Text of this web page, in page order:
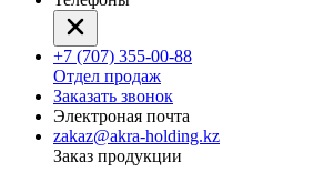
+7 (707) 355-00-88
Отдел продаж
Заказать звонок
Электроная почта
zakaz@akra-holding.kz
Заказ продукции